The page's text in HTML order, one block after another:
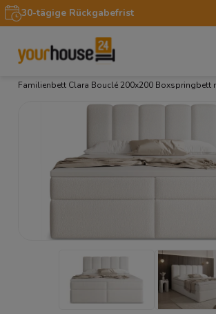
30-tägige Rückgabefrist
Startseite » Möbel
Familienbett Clara Bouclé 200x200 Boxspringbett